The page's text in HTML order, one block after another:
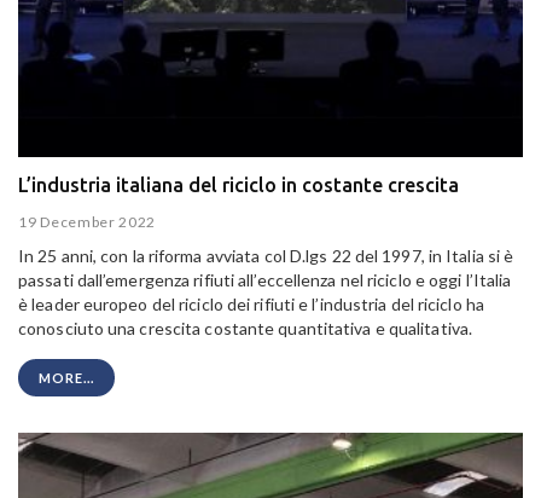
L’industria italiana del riciclo in costante crescita
19 December 2022
In 25 anni, con la riforma avviata col D.lgs 22 del 1997, in Italia si è
passati dall’emergenza rifiuti all’eccellenza nel riciclo e oggi l’Italia
è leader europeo del riciclo dei rifiuti e l’industria del riciclo ha
conosciuto una crescita costante quantitativa e qualitativa.
MORE...